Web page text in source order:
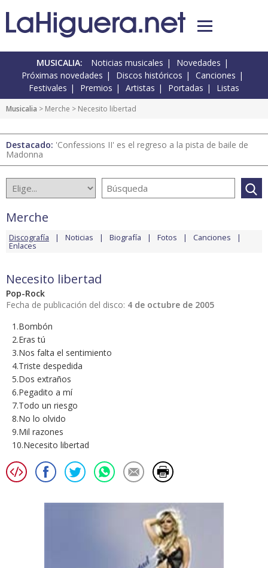
MUSICALIA: Noticias musicales
Novedades
Próximas novedades
Discos históricos
Canciones
Festivales
Premios Artistas Portadas Listas
Musicalia > Merche > Necesito libertad
Destacado: 'Confessions II' es el regreso a la pista de baile de
Madonna
Merche
Discografía Noticias Biografía Fotos Canciones
Enlaces
Necesito libertad
Pop-Rock
Fecha de publicación del disco: 4 de octubre de 2005
1.Bombón
2.Eras tú
3.Nos falta el sentimiento
4.Triste despedida
5.Dos extraños
6.Pegadito a mí
7.Todo un riesgo
8.No lo olvido
9.Mil razones
10.Necesito libertad